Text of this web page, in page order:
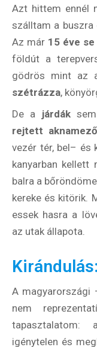
Azt hittem ennél
szálltam a buszra
Az már 15 éve
földút a
gödrös mint az
szétrázza,
De a járdáksem
rejtett aknamező
vezér tér, bel– és
kanyarban kellett
balra a
kereke és kitörik.
essek hasra a
az utak állapota.
A magyarországi
nem
tapasztalatom:
igénytelen és